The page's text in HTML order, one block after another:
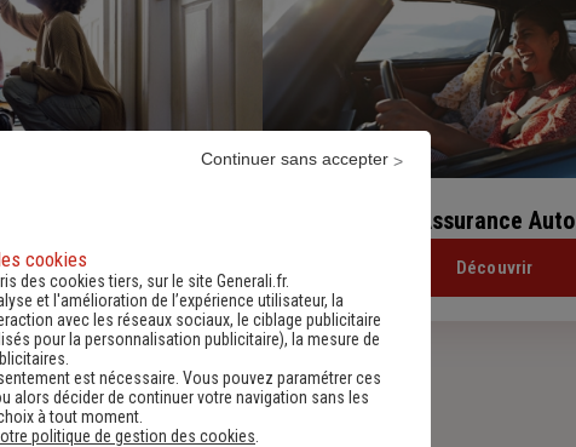
Assurance Auto
Découvrir
cookies
des cookies tiers, sur le site Generali.fr.
et l'amélioration de l’expérience utilisateur, la
avec les réseaux sociaux, le ciblage publicitaire
pour la personnalisation publicitaire), la mesure de
est nécessaire. Vous pouvez paramétrer ces
alors décider de continuer votre navigation sans les
à tout moment.
politique de gestion des cookies
Continuer sans accepter